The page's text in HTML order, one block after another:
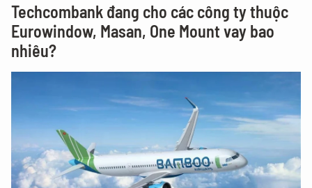
Techcombank đang cho các công ty thuộc
Eurowindow, Masan, One Mount vay bao
nhiêu?